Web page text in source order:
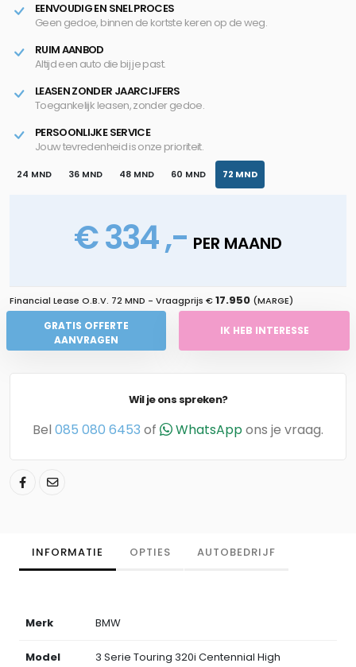
EENVOUDIG EN SNEL PROCES
Geen gedoe, binnen de kortste keren op de weg.
RUIM AANBOD
Altijd een auto die bij je past.
LEASEN ZONDER JAARCIJFERS
Toegankelijk leasen, zonder gedoe.
PERSOONLIJKE SERVICE
Jouw tevredenheid is onze prioriteit.
24 MND 36 MND 48 MND 60 MND 72 MND
€ 334 ,- PER MAAND
Financial Lease O.B.V. 72 MND - Vraagprijs €17.950 (MARGE)
GRATIS OFFERTE
AANVRAGEN
IK HEB INTERESSE
Wil je ons spreken?
Bel 085 080 6453 of WhatsAppons je vraag.
INFORMATIE OPTIES AUTOBEDRIJF
Merk BMW
Model
3 Serie Touring 320i Centennial High